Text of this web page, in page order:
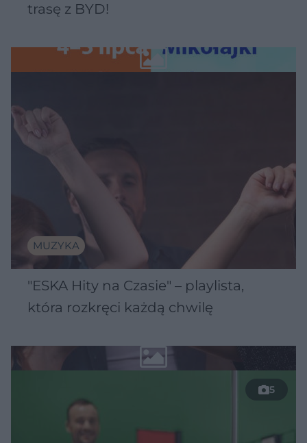
trasę z BYD!
MUZYKA
"ESKA Hity na Czasie" – playlista,
która rozkręci każdą chwilę
5